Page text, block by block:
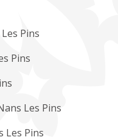
Pins
Pins
Les Pins
Les Pins